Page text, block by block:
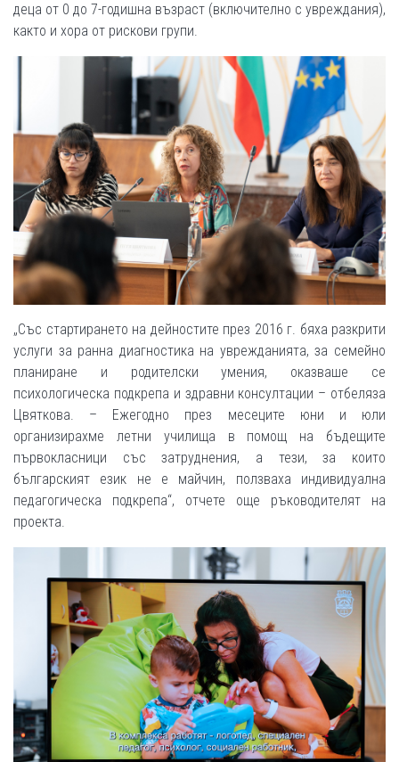
деца от 0 до 7-годишна възраст (включително с увреждания),
както и хора от рискови групи.
„Със стартирането на дейностите през 2016 г. бяха разкрити
услуги за ранна диагностика на уврежданията, за семейно
планиране и родителски умения, оказваше се
психологическа подкрепа и здравни консултации – отбеляза
Цвяткова. – Ежегодно през месеците юни и юли
организирахме летни училища в помощ на бъдещите
първокласници със затруднения, а тези, за които
българският език не е майчин, ползваха индивидуална
педагогическа подкрепа“, отчете още ръководителят на
проекта.